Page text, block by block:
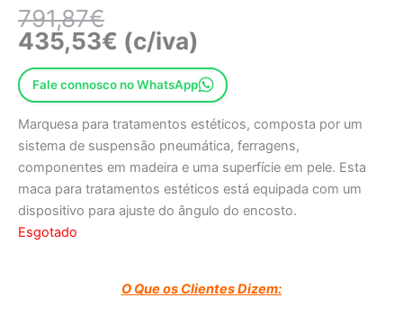
791,87€
435,53€ (c/iva)
Fale connosco no WhatsApp
Marquesa para tratamentos estéticos, composta por um
sistema de suspensão pneumática, ferragens,
componentes em madeira e uma superfície em pele. Esta
maca para tratamentos estéticos está equipada com um
dispositivo para ajuste do ângulo do encosto.
Esgotado
O Que os Clientes Dizem: